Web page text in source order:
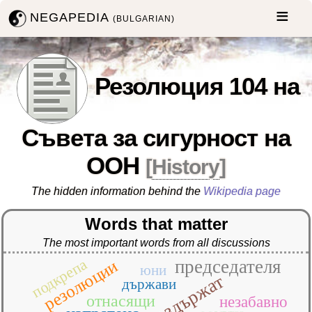
NEGAPEDIA(BULGARIAN)
Резолюция 104 на
Съвета за сигурност на
ООН [History]
The hidden information behind the Wikipedia page
Words that matter
The most important words from all discussions
председателя
резолюцииотнасящи незабавно
подкрепа държави
юни